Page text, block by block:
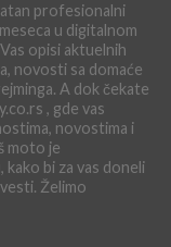
profesionalni
u digitalnom
opisi aktuelnih
novosti sa domaće
A dok čekate
, gde vas
novostima i
moto je
bi za vas doneli
Želimo